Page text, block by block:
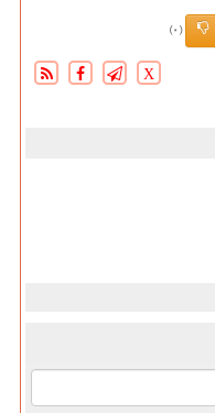
(0)
X